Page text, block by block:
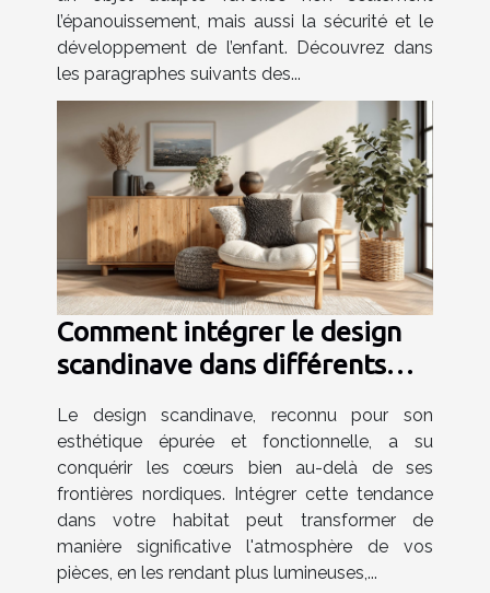
l’épanouissement, mais aussi la sécurité et le
développement de l’enfant. Découvrez dans
les paragraphes suivants des...
Comment intégrer le design
scandinave dans différents
Le design scandinave, reconnu pour son
esthétique épurée et fonctionnelle, a su
conquérir les cœurs bien au-delà de ses
frontières nordiques. Intégrer cette tendance
dans votre habitat peut transformer de
manière significative l'atmosphère de vos
pièces, en les rendant plus lumineuses,...